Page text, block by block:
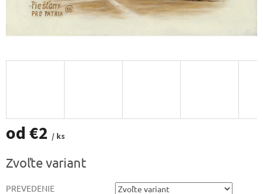
od€2 / ks
cena:
Zvoľte variant
PREVEDENIE